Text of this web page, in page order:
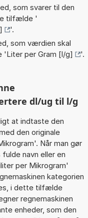
som svarer til den
tilfælde '
'.
som værdien skal
'Liter per Gram [l/g] '.
dl/ug til l/g
at indtaste den
den originale
Når man gør
navn eller en
per Mikrogram'
kategorien
i dette tilfælde
regnemaskinen
enheder, som den